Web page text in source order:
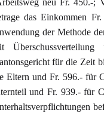
neu Fr. 450.-;
das Einkommen
der Methode
für die Zeit
Eltern und Fr. 596.- für
und Fr. 939.- für